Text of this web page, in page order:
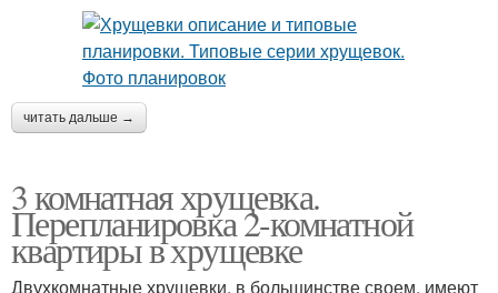
читать дальше →
3 комнатная хрущевка.
Перепланировка 2-комнатной
квартиры в хрущевке
Двухкомнатные хрущевки, в большинстве своем, имеют